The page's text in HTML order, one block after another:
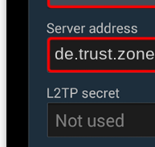
de.trust.zone